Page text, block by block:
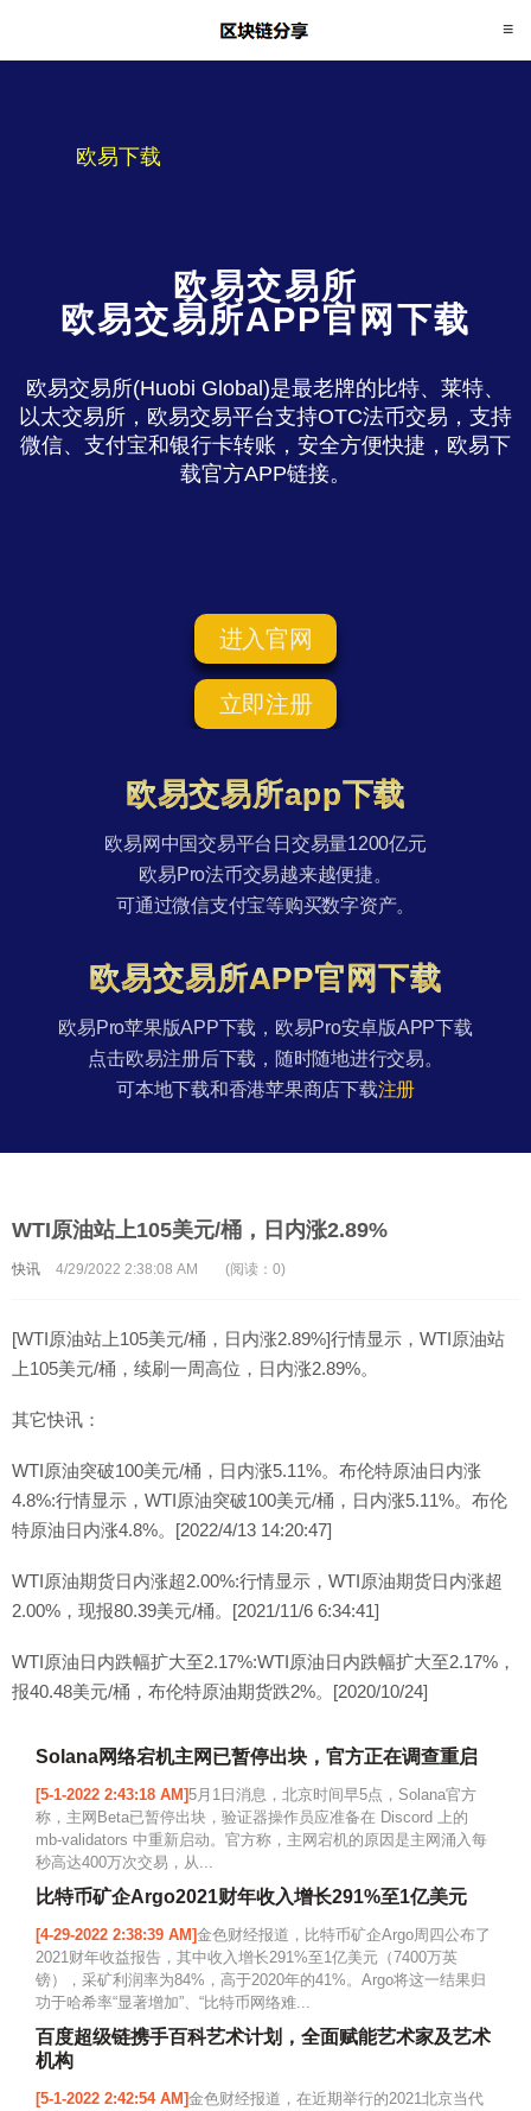
欧易下载
欧易交易所
欧易交易所APP官网下载
欧易交易所(Huobi Global)是最老牌的比特、莱特、
以太交易所，欧易交易平台支持OTC法币交易，支持
微信、支付宝和银行卡转账，安全方便快捷，欧易下
载官方APP链接。
进入官网
立即注册
欧易交易所app下载
欧易网中国交易平台日交易量1200亿元
欧易Pro法币交易越来越便捷。
可通过微信支付宝等购买数字资产。
欧易交易所APP官网下载
欧易Pro苹果版APP下载，欧易Pro安卓版APP下载
点击欧易注册后下载，随时随地进行交易。
可本地下载和香港苹果商店下载注册
WTI原油站上105美元/桶，日内涨2.89%
快讯 4/29/2022 2:38:08 AM (阅读：0)
[WTI原油站上105美元/桶，日内涨2.89%]行情显示，WTI原油站
上105美元/桶，续刷一周高位，日内涨2.89%。
其它快讯：
WTI原油突破100美元/桶，日内涨5.11%。布伦特原油日内涨
4.8%:行情显示，WTI原油突破100美元/桶，日内涨5.11%。布伦
特原油日内涨4.8%。[2022/4/13 14:20:47]
WTI原油期货日内涨超2.00%:行情显示，WTI原油期货日内涨超
2.00%，现报80.39美元/桶。[2021/11/6 6:34:41]
WTI原油日内跌幅扩大至2.17%:WTI原油日内跌幅扩大至2.17%，
报40.48美元/桶，布伦特原油期货跌2%。[2020/10/24]
Solana网络宕机主网已暂停出块，官方正在调查重启
[5-1-2022 2:43:18 AM]5月1日消息，北京时间早5点，Solana官方
称，主网Beta已暂停出块，验证器操作员应准备在 Discord 上的
mb-validators 中重新启动。官方称，主网宕机的原因是主网涌入每
秒高达400万次交易，从...
比特币矿企Argo2021财年收入增长291%至1亿美元
[4-29-2022 2:38:39 AM]金色财经报道，比特币矿企Argo周四公布了
2021财年收益报告，其中收入增长291%至1亿美元（7400万英
镑），采矿利润率为84%，高于2020年的41%。Argo将这一结果归
功于哈希率“显著增加”、“比特币网络难...
百度超级链携手百科艺术计划，全面赋能艺术家及艺术
机构
[5-1-2022 2:42:54 AM]金色财经报道，在近期举行的2021北京当代